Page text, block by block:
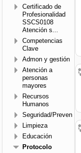
Certificado de
Profesionalidad
SSCS0108
Atención s...
Competencias
Clave
Admon y gestión
Atención a
personas
mayores
Recursos
Humanos
Seguridad/
Limpieza
Educación
Protocolo